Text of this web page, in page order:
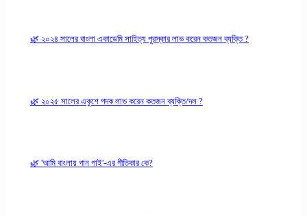
🌿 ২০২৪ সালের বাংলা একাডেমি সাহিত্য পুরস্কার লাভ করেন কতজন ব্যক্তি ?
🌿 ২০২৫ সালের একুশে পদক লাভ করেন কতজন ব্যক্তি/দল ?
🌿 'আমি বাংলায় গান গাই'-এর গীতিকার কে?